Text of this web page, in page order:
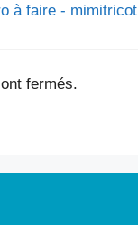
à faire - mimitricot
fermés.